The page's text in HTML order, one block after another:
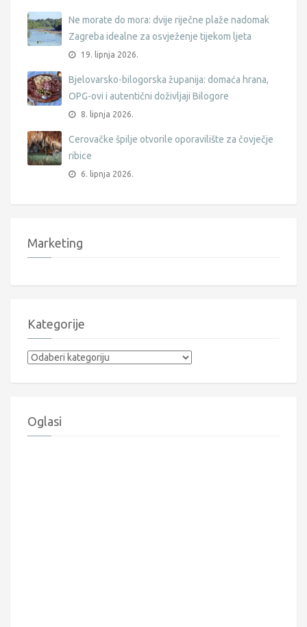
Ne morate do mora: dvije riječne plaže nadomak
Zagreba idealne za osvježenje tijekom ljeta
19. lipnja 2026.
Bjelovarsko-bilogorska županija: domaća hrana,
OPG-ovi i autentični doživljaji Bilogore
8. lipnja 2026.
Cerovačke špilje otvorile oporavilište za čovječje
ribice
6. lipnja 2026.
Marketing
Kategorije
Kategorije
Oglasi